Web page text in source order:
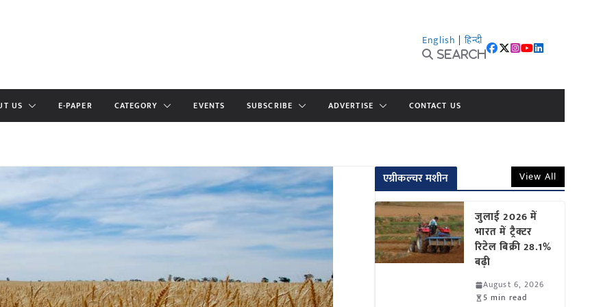
English | हिन्दी
Search
US E-PAPER CATEGORY EVENTS SUBSCRIBE ADVERTISE CONTACT US
एग्रीकल्चर मशीन View All
जुलाई 2026 में
भारत में ट्रैक्टर
रिटेल बिक्री 28.1%
बढ़ी
August 6, 2026
5 min read